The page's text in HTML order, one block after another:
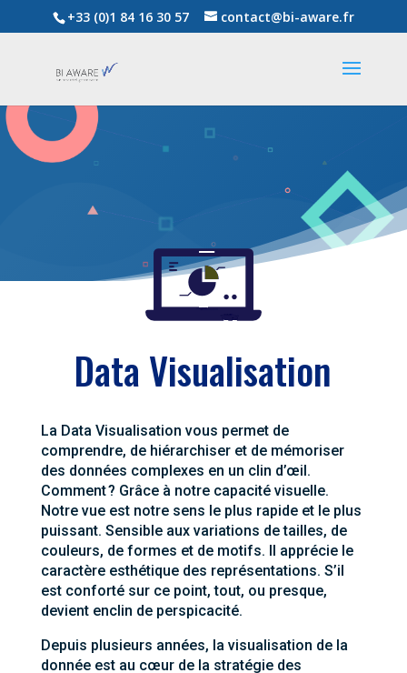
+33 (0)1 84 16 30 57 contact@bi-aware.fr
Data Visualisation
La Data Visualisation vous permet de
comprendre, de hiérarchiser et de mémoriser
des données complexes en un clin d’œil.
Comment ? Grâce à notre capacité visuelle.
Notre vue est notre sens le plus rapide et le plus
puissant. Sensible aux variations de tailles, de
couleurs, de formes et de motifs. Il apprécie le
caractère esthétique des représentations. S’il
est conforté sur ce point, tout, ou presque,
devient enclin de perspicacité.
Depuis plusieurs années, la visualisation de la
donnée est au cœur de la stratégie des